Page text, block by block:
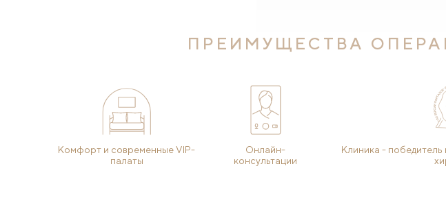
ПРЕИМУЩЕСТВА
Комфорт и современные VIP-
палаты
Онлайн-
консультации
Клиника - победитель